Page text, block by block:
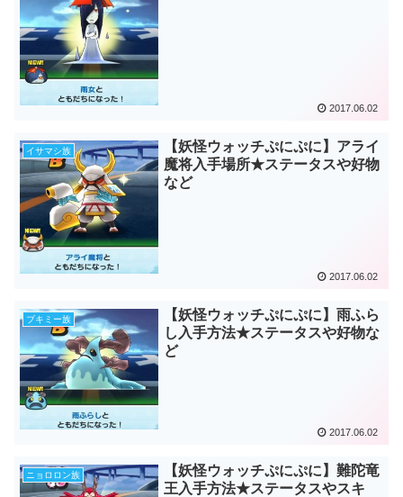
2017.06.02
イサマシ族
【妖怪ウォッチぷにぷに】アライ
魔将入手場所★ステータスや好物
など
2017.06.02
ブキミー族
【妖怪ウォッチぷにぷに】雨ふら
し入手方法★ステータスや好物な
ど
2017.06.02
ニョロロン族
【妖怪ウォッチぷにぷに】難陀竜
王入手方法★ステータスやスキ